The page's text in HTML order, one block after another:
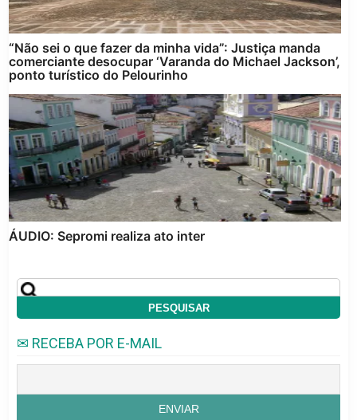
“Não sei o que fazer da minha vida”: Justiça manda
comerciante desocupar ‘Varanda do Michael Jackson’,
ponto turístico do Pelourinho
ÁUDIO: Sepromi realiza ato inter
✉ RECEBA POR E-MAIL